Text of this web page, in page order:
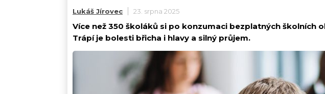
Lukáš Jírovec 23. srpna 2025
Více než 350 školáků si po konzumaci bezplatných školních
Trápí je bolesti břicha i hlavy a silný průjem.